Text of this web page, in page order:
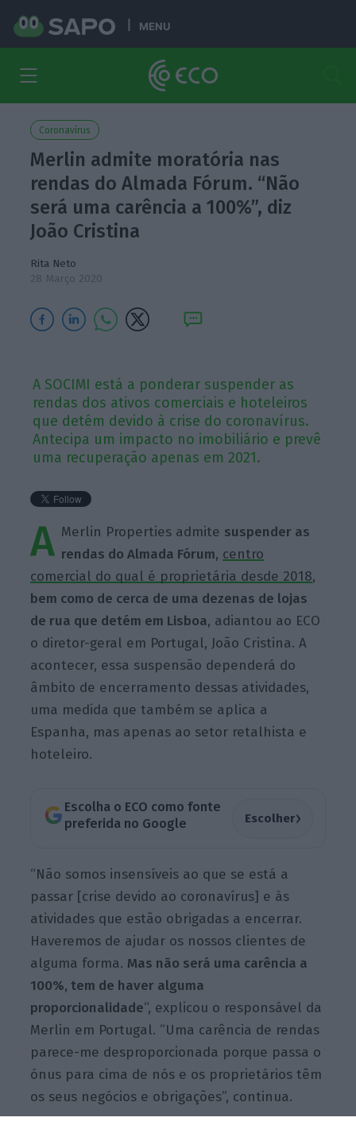
MENU
Coronavírus
Merlin admite moratória nas
rendas do Almada Fórum. “Não
será uma carência a 100%”, diz
João Cristina
Rita Neto
28 Março 2020
A SOCIMI está a ponderar suspender as
rendas dos ativos comerciais e hoteleiros
que detém devido à crise do coronavírus.
Antecipa um impacto no imobiliário e prevê
uma recuperação apenas em 2021.
A Merlin Properties admite suspender as
rendas do Almada Fórum, centro
comercial do qual é proprietária desde 2018,
bem como de cerca de uma dezenas de lojas
de rua que detém em Lisboa, adiantou ao ECO
o diretor-geral em Portugal, João Cristina. A
acontecer, essa suspensão dependerá do
âmbito de encerramento dessas atividades,
uma medida que também se aplica a
Espanha, mas apenas ao setor retalhista e
hoteleiro.
Escolha o ECO como fonte
preferida no Google
Escolher›
“Não somos insensíveis ao que se está a
passar [crise devido ao coronavírus] e às
atividades que estão obrigadas a encerrar.
Haveremos de ajudar os nossos clientes de
alguma forma. Mas não será uma carência a
100%, tem de haver alguma
proporcionalidade“, explicou o responsável da
Merlin em Portugal. “Uma carência de rendas
parece-me desproporcionada porque passa o
ónus para cima de nós e os proprietários têm
os seus negócios e obrigações”, continua.